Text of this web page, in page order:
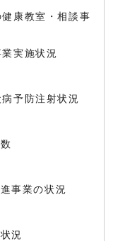
康教室・相談事
実施状況
予防注射状況
業の状況
況